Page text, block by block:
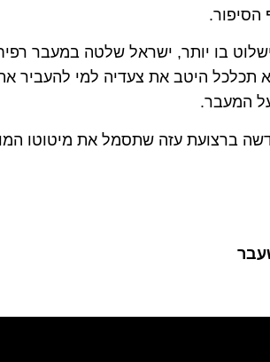
הסיפור.
בו יותר, ישראל שלטה במעבר
חשוב מאוד שהיא תכלכל היטב את צעדיה למי
המעבר.
ברצועת עזה שתסמל את מיטוטו